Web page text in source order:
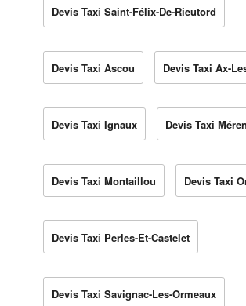
Devis Taxi Saint-Félix-De-Rieutord
Devis Taxi Ascou Devis Taxi Ax-
Devis Taxi Ignaux Devis Taxi
Devis Taxi Montaillou Devis Taxi
Devis Taxi Perles-Et-Castelet
Devis Taxi Savignac-Les-Ormeaux